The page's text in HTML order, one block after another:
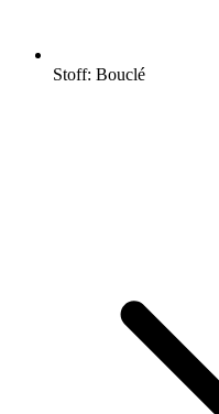
Stoff: Bouclé